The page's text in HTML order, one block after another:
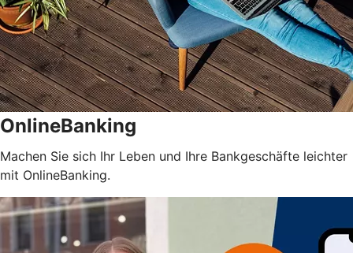
OnlineBanking
Machen Sie sich Ihr Leben und Ihre Bankgeschäfte leichter
mit OnlineBanking.